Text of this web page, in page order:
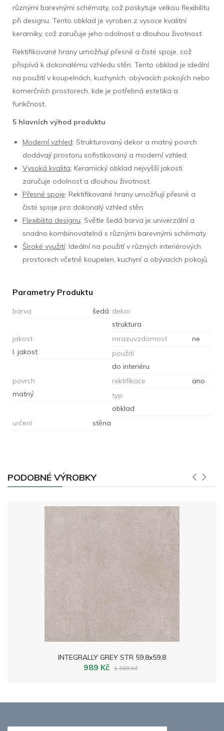
různými barevnými schématy, což poskytuje velkou flexibilitu
při designu. Tento obklad je vyroben z vysoce kvalitní
keramiky, což zaručuje jeho odolnost a dlouhou životnost.
Rektifikované hrany umožňují přesné a čisté spoje, což
přispívá k dokonalému vzhledu stěn. Tento obklad je ideální
na použití v koupelnách, kuchyních, obývacích pokojích nebo
komerčních prostorech, kde je potřebná estetika a
funkčnost.
5 hlavních výhod produktu
Moderní vzhled: Strukturovaný dekor a matný povrch
dodávají prostoru sofistikovaný a moderní vzhled.
Vysoká kvalita: Keramický obklad nejvyšší jakosti
zaručuje odolnost a dlouhou životnost.
Přesné spoje: Rektifikované hrany umožňují přesné a
čisté spoje pro dokonalý vzhled stěn.
Flexibilita designu: Světle šedá barva je univerzální a
snadno kombinovatelná s různými barevnými schématy.
Široké využití: Ideální na použití v různých interiérových
prostorech včetně koupelen, kuchyní a obývacích pokojů.
Parametry Produktu
barva šedá dekor
struktura
jakost
I. jakost
mrazuvzdornost
ne
použití
do interiéru
povrch
matný
rektifikace
ano
typ
obklad
určení
stěna
PODOBNÉ VÝROBKY
INTEGRALLY GREY STR 59,8x59,8
989 Kč 1 369 Kč